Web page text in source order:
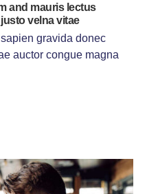
and mauris lectus
velna vitae
gravida donec
auctor congue magna